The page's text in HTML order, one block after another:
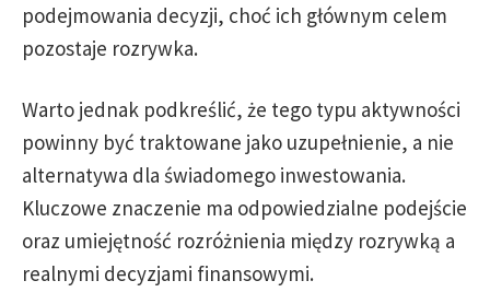
podejmowania decyzji, choć ich głównym celem
pozostaje rozrywka.
Warto jednak podkreślić, że tego typu aktywności
powinny być traktowane jako uzupełnienie, a nie
alternatywa dla świadomego inwestowania.
Kluczowe znaczenie ma odpowiedzialne podejście
oraz umiejętność rozróżnienia między rozrywką a
realnymi decyzjami finansowymi.